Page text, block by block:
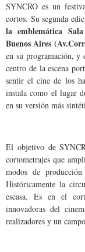
SYNCRO es un
cortos. Su segunda
la emblemática
Buenos Aires
en su programación, y
centro de la escena
sentir el cine de los
instala como el lugar
en su versión más
El objetivo de
cortometrajes que
modos de
Históricamente la
escasa. Es en el
innovadoras del
realizadores y un